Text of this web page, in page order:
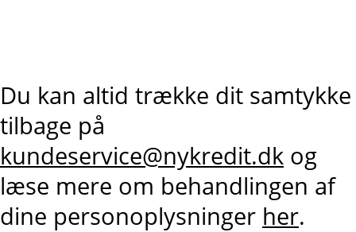
Du kan altid trække dit samtykke
tilbage på
kundeservice@nykredit.dk og
læse mere om behandlingen af
dine personoplysninger her.